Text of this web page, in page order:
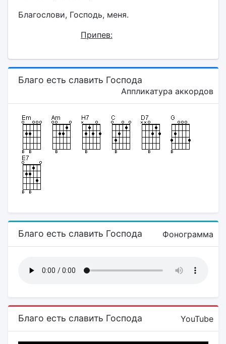
Благослови, Господь, меня.
Припев:
Благо есть славить Господа
Аппликатура аккордов
Благо есть славить Господа Фонограмма
Благо есть славить Господа YouTube